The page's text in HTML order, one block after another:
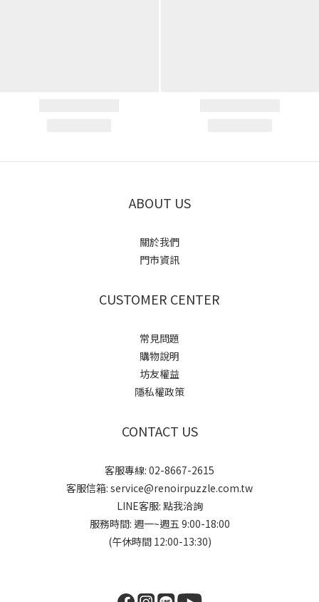
ABOUT US
關於我們
門市資訊
CUSTOMER CENTER
常見問題
購物說明
坊友權益
隱私權政策
CONTACT US
客服專線: 02-8667-2615
客服信箱: service@renoirpuzzle.com.tw
LINE客服: 點我洽詢
服務時間: 週一~週五 9:00-18:00
(午休時間 12:00-13:30)